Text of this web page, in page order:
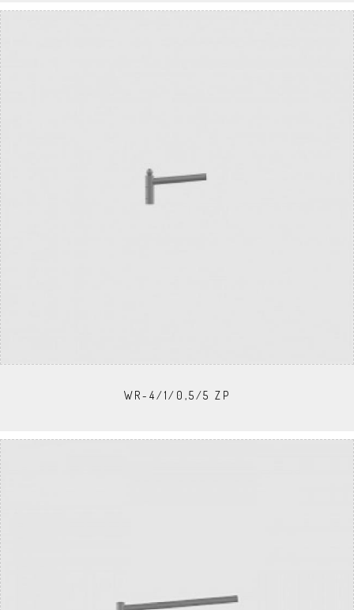
WR-4/1/0,5/5 ZP